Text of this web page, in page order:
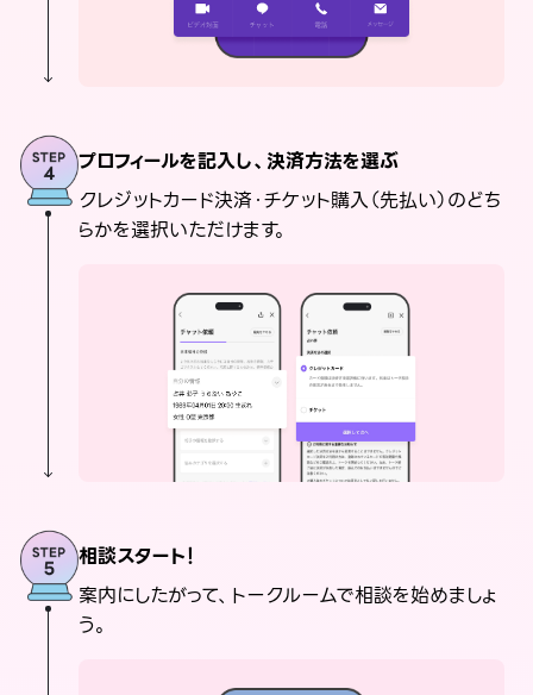
プロフィールを記入し、決済方法を選ぶ
クレジットカード決済・チケット購入（先払い）のどち
らかを選択いただけます。
相談スタート！
案内にしたがって、トークルームで相談を始めましょ
う。